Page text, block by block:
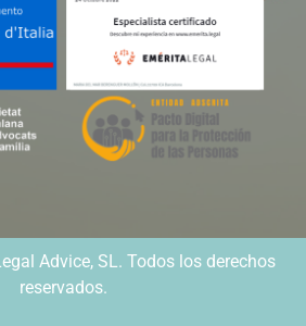
Advice, SL. Todos los derechos
reservados.